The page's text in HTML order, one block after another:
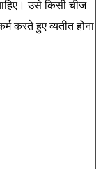
उसे किसी चीज
करतेहुए व्यतीत होना